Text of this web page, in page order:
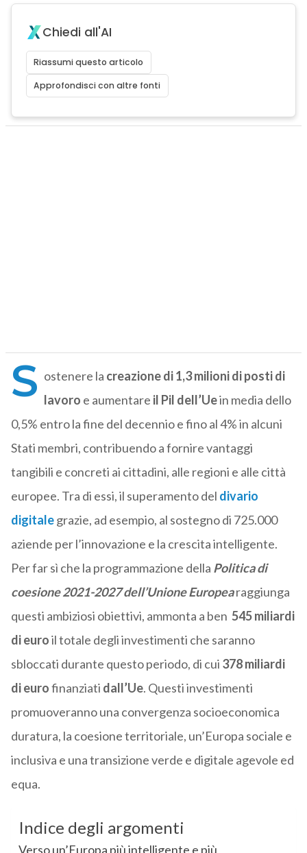
Chiedi all'AI
Riassumi questo articolo
Approfondisci con altre fonti
S ostenere la creazione di 1,3 milioni di posti di
lavoro e aumentare il Pil dell’Uein media dello
0,5% entro la fine del decennio e fino al 4% in alcuni
Stati membri, contribuendo a fornire vantaggi
tangibili e concreti ai cittadini, alle regioni e alle città
europee. Tra di essi, il superamento del divario
digitalegrazie, ad esempio, al sostegno di 725.000
aziende per l’innovazione e la crescita intelligente.
Per far sì che la programmazione della Politica di
coesione 2021-2027 dell’Unione Europearaggiunga
questi ambiziosi obiettivi, ammonta a ben 545 miliardi
di euroil totale degli investimenti che saranno
sbloccati durante questo periodo, di cui 378 miliardi
di eurofinanziati dall’Ue. Questi investimenti
promuoveranno una convergenza socioeconomica
duratura, la coesione territoriale, un’Europa sociale e
inclusiva e una transizione verde e digitale agevole ed
equa.
Indice degli argomenti
Verso un’Europa più intelligente e più